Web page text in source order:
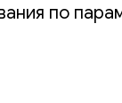
по